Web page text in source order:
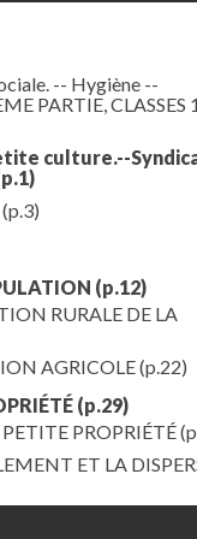
-- Hygiène --
PARTIE, CLASSES
culture.--
(p.3)
(p.12)
RURALE DE LA
AGRICOLE(p.22)
(p.29)
PROPRIÉTÉ
ET LA